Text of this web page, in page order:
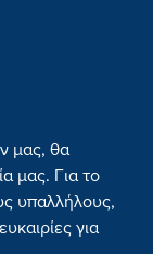
μας, θα
μας. Για το
υπαλλήλους,
για